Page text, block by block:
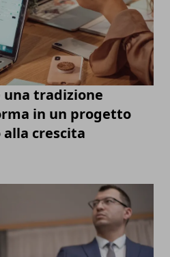
tradizione
in un progetto
crescita